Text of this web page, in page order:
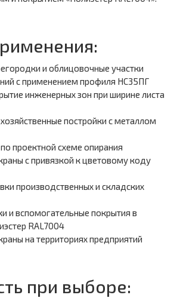
и облицовочные участки
с применением профиля НС35ПГ
инженерных зон при ширине листа
постройки с металлом
проектной схеме опирания
с привязкой к цветовому коду
производственных и складских
и вспомогательные покрытия в
RAL7004
на территориях предприятий
при выборе: